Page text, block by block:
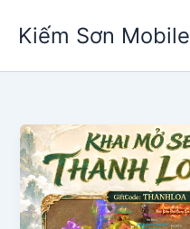
dung
Kiếm Sơn Mobile